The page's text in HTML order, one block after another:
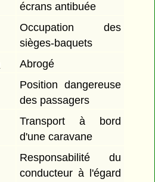
écrans antibuée
Occupation des
sièges-baquets
Abrogé
Position dangereuse
des passagers
Transport à bord
d'une caravane
Responsabilité du
conducteur à l'égard